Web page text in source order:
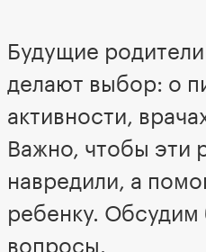
Будущие
делают выбор: о
активности,
Важно, чтобы эти
навредили, а
ребенку. Обсудим
вопросы.